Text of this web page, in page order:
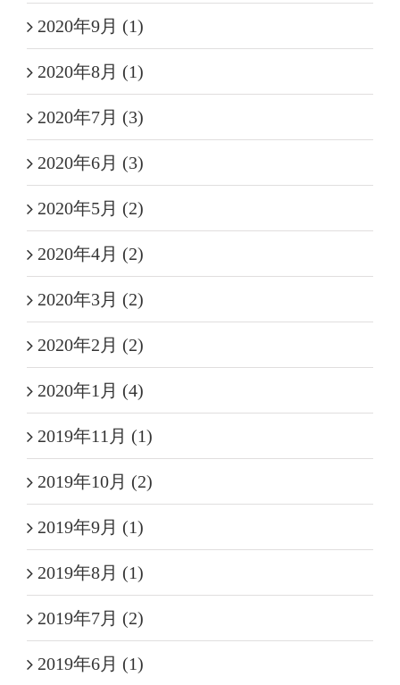
2020年9月 (1)
2020年8月 (1)
2020年7月 (3)
2020年6月 (3)
2020年5月 (2)
2020年4月 (2)
2020年3月 (2)
2020年2月 (2)
2020年1月 (4)
2019年11月 (1)
2019年10月 (2)
2019年9月 (1)
2019年8月 (1)
2019年7月 (2)
2019年6月 (1)